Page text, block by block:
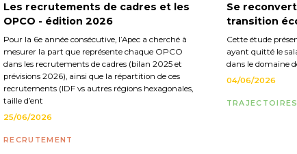
Les recrutements de cadres et les
OPCO - édition 2026
Pour la 6e année consécutive, l’Apec a cherché à
mesurer la part que représente chaque OPCO
dans les recrutements de cadres (bilan 2025 et
prévisions 2026), ainsi que la répartition de ces
recrutements (IDF vs autres régions hexagonales,
taille d’ent
25/06/2026
RECRUTEMENT
Se
transition
Cette étude
ayant quitté le
dans le domaine
04/06/2026
TRAJECTOIRES